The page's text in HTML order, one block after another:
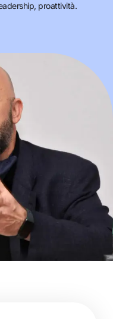
proattività.